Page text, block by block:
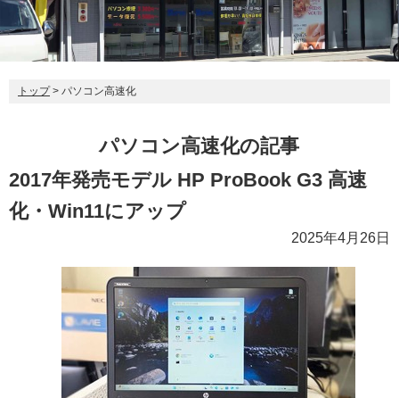
トップ> パソコン高速化
パソコン高速化の記事
2017年発売モデル HP ProBook G3 高速
化・Win11にアップ
2025年4月26日